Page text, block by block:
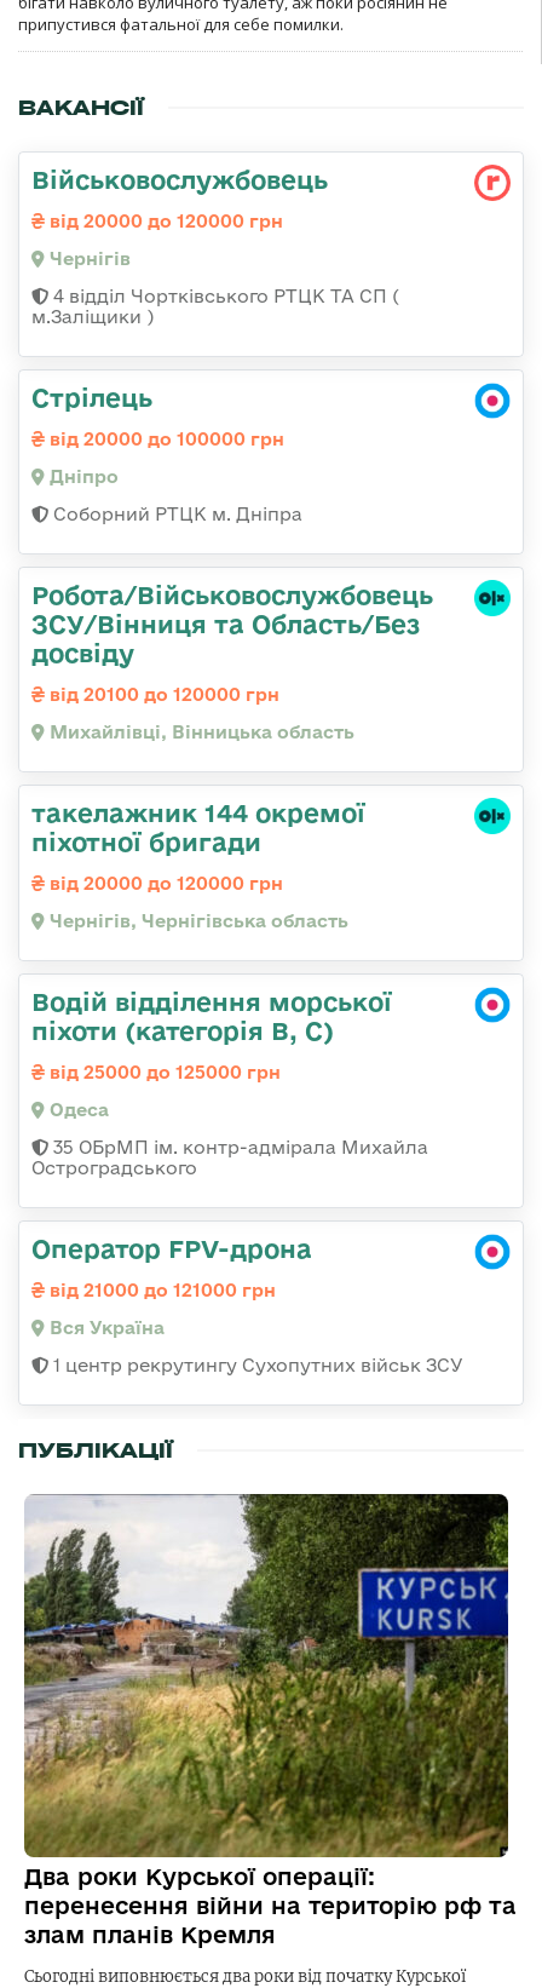
припустився фатальної для себе помилки.
ВАКАНСІЇ
Військовослужбовець
від 20000 до 120000 грн
Чернігів
4 відділ Чортківського РТЦК ТА СП (
м.Заліщики )
Стрілець
від 20000 до 100000 грн
Дніпро
Соборний РТЦК м. Дніпра
Робота/Військовослужбовець
ЗСУ/Вінниця та Область/Без
досвіду
від 20100 до 120000 грн
Михайлівці, Вінницька область
такелажник 144 окремої
піхотної бригади
від 20000 до 120000 грн
Чернігів, Чернігівська область
Водій відділення морської
піхоти (категорія B, C)
від 25000 до 125000 грн
Одеса
35 ОБрМП ім. контр-адмірала Михайла
Остроградського
Оператор FPV-дрона
від 21000 до 121000 грн
Вся Україна
1 центр рекрутингу Сухопутних військ ЗСУ
ПУБЛІКАЦІЇ
Два роки Курської операції:
перенесення війни на територію рф та
злам планів Кремля
Сьогодні виповнюється два роки від початку Курської